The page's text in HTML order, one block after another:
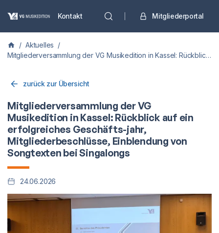
Kontakt Mitgliederportal
/ Aktuelles /
Mitgliederversammlung der VG Musikedition in Kassel: Rückblick auf ein erfolgreiches Geschäfts-jahr, Mitgliederbeschlüsse, Einblendung von Songtexten bei Singalongs
zurück zur Übersicht
Mitgliederversammlung der VG
Musikedition in Kassel: Rückblick auf ein
erfolgreiches Geschäfts-jahr,
Mitgliederbeschlüsse, Einblendung von
Songtexten bei Singalongs
24.06.2026